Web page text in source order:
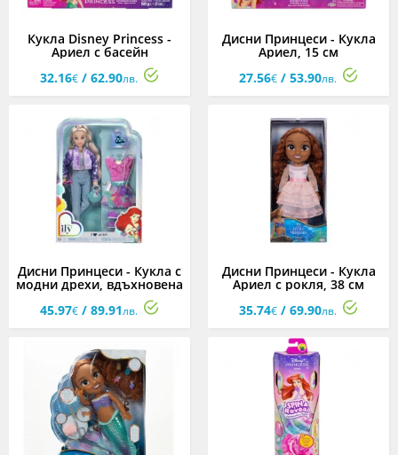
Кукла Disney Princess -
Ариел с басейн
32.16€ / 62.90лв.
Дисни Принцеси - Кукла
Ариел, 15 см
27.56€ / 53.90лв.
Дисни Принцеси - Кукла с
модни дрехи, вдъхновена
45.97€ / 89.91лв.
Дисни Принцеси - Кукла
Ариел с рокля, 38 см
35.74€ / 69.90лв.